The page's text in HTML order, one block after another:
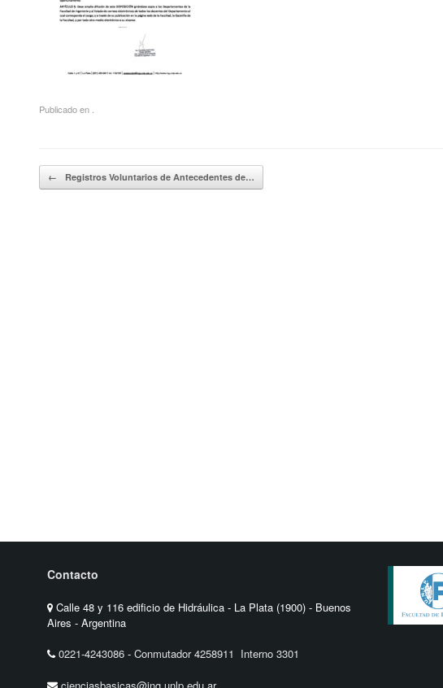
Publicado en .
Navegador de artículos
← Registros Voluntarios de Antecedentes de…
Contacto
Calle 48 y 116 edificio de Hidráulica - La Plata (1900) - Buenos
Aires - Argentina
0221-4243086 -Conmutador 4258911 Interno 3301